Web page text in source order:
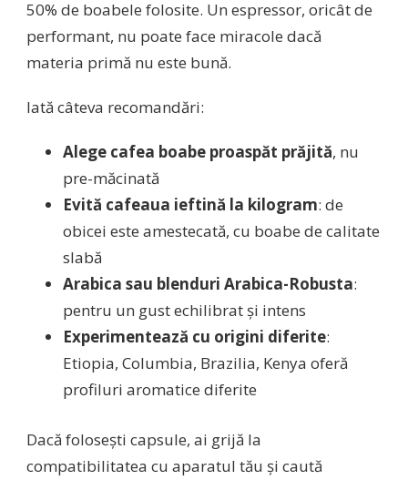
50% de boabele folosite. Un espressor, oricât de
performant, nu poate face miracole dacă
materia primă nu este bună.
Iată câteva recomandări:
Alege cafea boabe proaspăt prăjită, nu
pre-măcinată
Evită cafeaua ieftină la kilogram: de
obicei este amestecată, cu boabe de calitate
slabă
Arabica sau blenduri Arabica-Robusta:
pentru un gust echilibrat și intens
Experimentează cu origini diferite:
Etiopia, Columbia, Brazilia, Kenya oferă
profiluri aromatice diferite
Dacă folosești capsule, ai grijă la
compatibilitatea cu aparatul tău și caută